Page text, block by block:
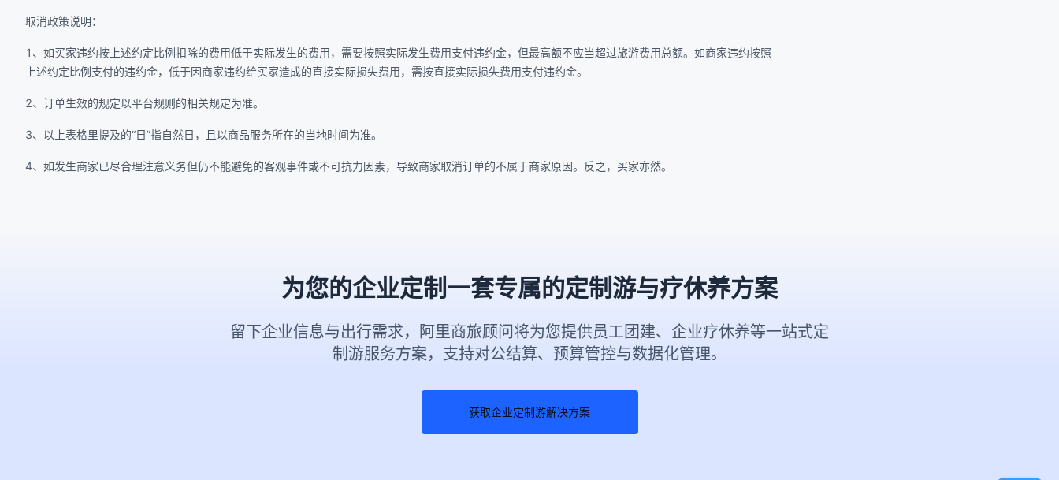
取消政策说明：
1、如买家违约按上述约定比例扣除的费用低于实际发生的费用，需要按照实际发生费用支付违约金，但最高额不应当超过旅游费用总额。如商家违约按照
上述约定比例支付的违约金，低于因商家违约给买家造成的直接实际损失费用，需按直接实际损失费用支付违约金。
2、订单生效的规定以平台规则的相关规定为准。
3、以上表格里提及的“日”指自然日，且以商品服务所在的当地时间为准。
4、如发生商家已尽合理注意义务但仍不能避免的客观事件或不可抗力因素，导致商家取消订单的不属于商家原因。反之，买家亦然。
为您的企业定制一套专属的定制游与疗休养方案
留下企业信息与出行需求，阿里商旅顾问将为您提供员工团建、企业疗休养等一站式定
制游服务方案，支持对公结算、预算管控与数据化管理。
获取企业定制游解决方案